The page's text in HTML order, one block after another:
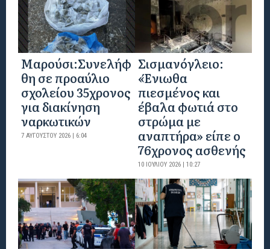
Μαρούσι:Συνελήφ
θη σε προαύλιο
σχολείου 35χρονος
για διακίνηση
ναρκωτικών
7 ΑΥΓΟΎΣΤΟΥ 2026 | 6:04
Σισμανόγλειο:
«Ένιωθα
πιεσμένος και
έβαλα φωτιά στο
στρώμα με
αναπτήρα» είπε ο
76χρονος ασθενής
10 ΙΟΥΛΊΟΥ 2026 | 10:27